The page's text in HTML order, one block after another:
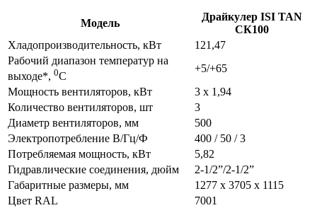
Модель
Драйкулер ISI TAN
CК100
Хладопроизводительность, кВт
121,47
Рабочий диапазон температур на
выходе*, 0C
+5/+65
Мощность вентиляторов, кВт
3 х 1,94
Количество вентиляторов, шт
3
Диаметр вентиляторов, мм
500
Электропотребление В/Гц/Ф
400 / 50 / 3
Потребляемая мощность, кВт
5,82
Гидравлические соединения, дюйм
2-1/2”/2-1/2”
Габаритные размеры, мм
1277 х 3705 х 1115
Цвет RAL
7001